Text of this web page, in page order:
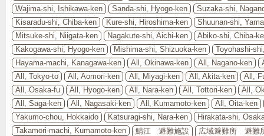
Wajima-shi, Ishikawa-ken
Sanda-shi, Hyogo-ken
Suzaka-shi,
Kisaradu-shi, Chiba-ken
Kure-shi, Hiroshima-ken
Shuunan-shi,
Mitsuke-shi, Niigata-ken
Nagakute-shi, Aichi-ken
Abiko-shi, Chiba-
Kakogawa-shi, Hyogo-ken
Mishima-shi, Shizuoka-ken
Toyohashi-
Hayama-machi, Kanagawa-ken
All, Okinawa-ken All, Nagano-ken
All, Tokyo-to
All, Aomori-ken All, Miyagi-ken All, Akita-ken
All,
All, Osaka-fu
All, Hyogo-ken All, Nara-ken All, Tottori-ken
All,
All, Saga-ken
All, Nagasaki-ken All, Kumamoto-ken
All, Oita-ken
Yakumo-chou, Hokkaido
Katsuragi-shi, Nara-ken
Hirakata-shi,
Takamori-machi, Kumamoto-ken
鯖江 避難施設
広域避難所 避難